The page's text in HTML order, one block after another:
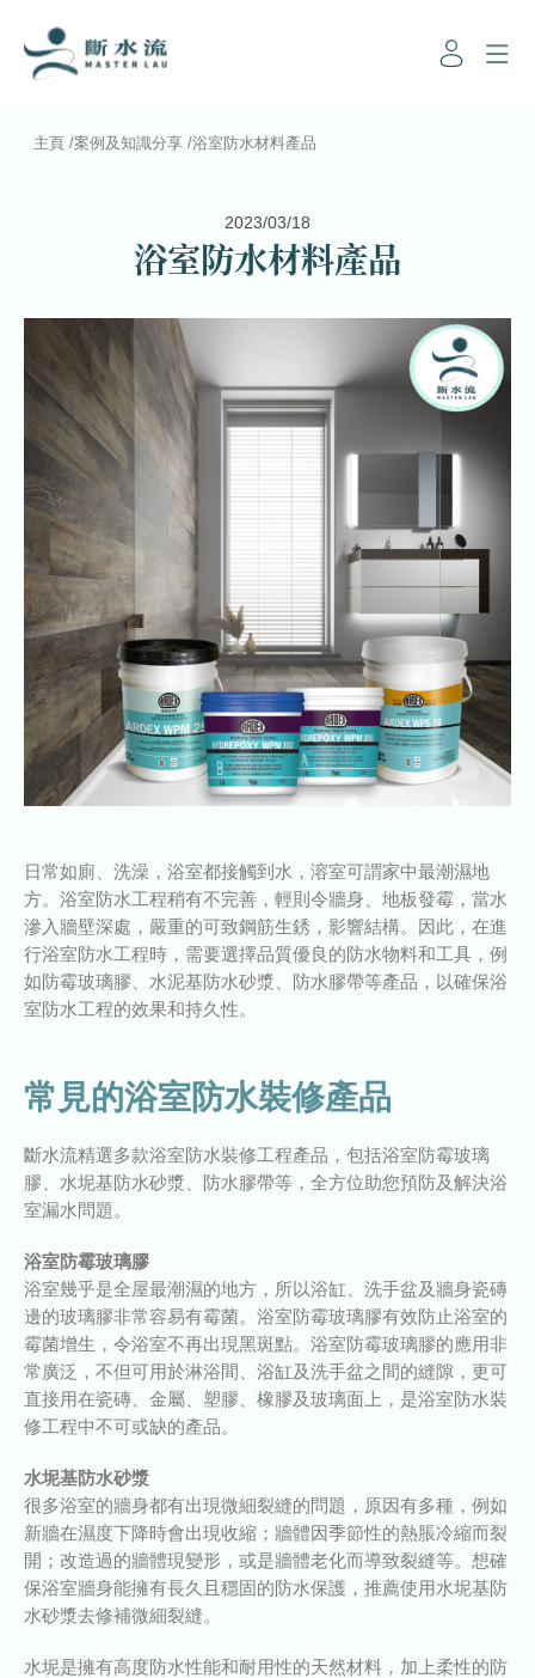
主頁 /案例及知識分享 /浴室防水材料產品
2023/03/18
浴室防水材料產品
日常如廁、洗澡，浴室都接觸到水，溶室可謂家中最潮濕地
方。浴室防水工程稍有不完善，輕則令牆身、地板發霉，當水
滲入牆壁深處，嚴重的可致鋼筋生銹，影響結構。因此，在進
行浴室防水工程時，需要選擇品質優良的防水物料和工具，例
如防霉玻璃膠、水泥基防水砂漿、防水膠帶等產品，以確保浴
室防水工程的效果和持久性。
常見的浴室防水裝修產品
斷水流精選多款浴室防水裝修工程產品，包括浴室防霉玻璃
膠、水坭基防水砂漿、防水膠帶等，全方位助您預防及解決浴
室漏水問題。
浴室防霉玻璃膠
浴室幾乎是全屋最潮濕的地方，所以浴缸、洗手盆及牆身瓷磚
邊的玻璃膠非常容易有霉菌。浴室防霉玻璃膠有效防止浴室的
霉菌增生，令浴室不再出現黑斑點。浴室防霉玻璃膠的應用非
常廣泛，不但可用於淋浴間、浴缸及洗手盆之間的縫隙，更可
直接用在瓷磚、金屬、塑膠、橡膠及玻璃面上，是浴室防水裝
修工程中不可或缺的產品。
水坭基防水砂漿
很多浴室的牆身都有出現微細裂縫的問題，原因有多種，例如
新牆在濕度下降時會出現收縮；牆體因季節性的熱脹冷縮而裂
開；改造過的牆體現變形，或是牆體老化而導致裂縫等。想確
保浴室牆身能擁有長久且穩固的防水保護，推薦使用水坭基防
水砂漿去修補微細裂縫。
水坭是擁有高度防水性能和耐用性的天然材料，加上柔性的防